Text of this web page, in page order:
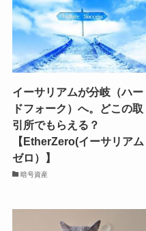
イーサリアムが分岐（ハー
ドフォーク）へ。どこの取
引所でもらえる？
【EtherZero(イーサリアム
ゼロ）】
暗号資産